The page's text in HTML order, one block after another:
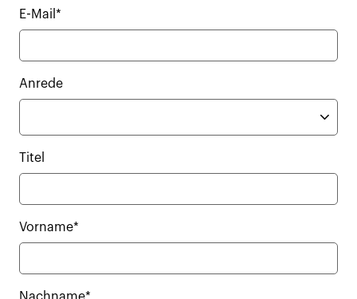
E-Mail*
Anrede
Titel
Vorname*
Nachname*